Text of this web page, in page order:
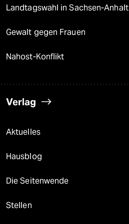
Landtagswahl in Sachsen-Anhalt
Gewalt gegen Frauen
Nahost-Konflikt
Verlag
Aktuelles
Hausblog
Die Seitenwende
Stellen